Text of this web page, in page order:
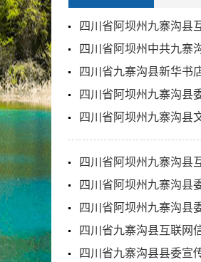
四川省阿坝州九寨沟县
四川省阿坝州中共九寨
四川省九寨沟县新华书
四川省阿坝州九寨沟县
四川省阿坝州九寨沟县
四川省阿坝州九寨沟县
四川省阿坝州九寨沟县
四川省阿坝州九寨沟县
四川省九寨沟县互联网
四川省九寨沟县县委宣